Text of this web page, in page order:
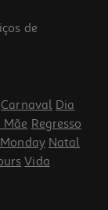
de
Carnaval Dia
Mãe Regresso
Natal
Vida